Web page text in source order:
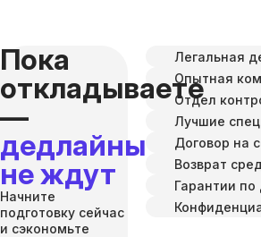
Пока
откладываете
—
дедлайны
не ждут
Начните
подготовку сейчас
и сэкономьте
Легальная
Опытная
Отдел
Лучшие
Договор на
Возврат
Гарантии по